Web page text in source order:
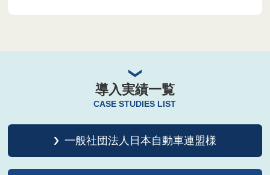
導入実績一覧
CASE STUDIES LIST
一般社団法人日本自動車連盟様